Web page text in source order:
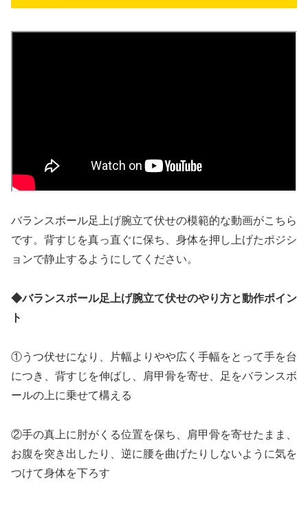
バランスボール足上げ腕立て伏せの模範的な動画がこちら
です。背すじを真っ直ぐに保ち、身体を押し上げたポジシ
ョンで静止するようにしてください。
◆バランスボール足上げ腕立て伏せのやり方と動作ポイン
ト
①うつ伏せになり、片幅よりやや広く手幅をとって手を台
につき、背すじを伸ばし、肩甲骨を寄せ、足をバランスボ
ールの上に乗せて構える
②手の真上に肘がくる位置を保ち、肩甲骨を寄せたまま、
お腹を突き出したり、逆に腰を曲げたりしないように気を
つけて身体を下ろす